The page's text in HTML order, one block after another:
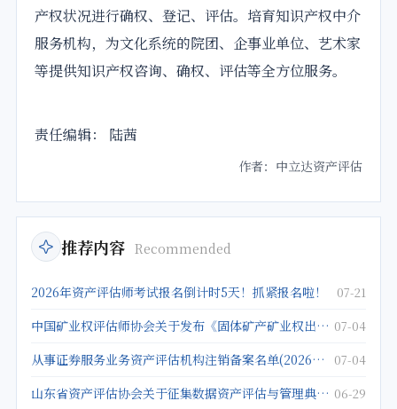
产权状况进行确权、登记、评估。培育知识产权中介
服务机构，为文化系统的院团、企事业单位、艺术家
等提供知识产权咨询、确权、评估等全方位服务。
责任编辑： 陆茜
作者：中立达资产评估
推荐内容 Recommended
2026年资产评估师考试报名倒计时5天！抓紧报名啦！ 07-21
中国矿业权评估师协会关于发布《固体矿产矿业权出让底价评估应用指南》的公告 07-04
从事证券服务业务资产评估机构注销备案名单(2026年5月25日) 07-04
山东省资产评估协会关于征集数据资产评估与管理典型案例的通知 06-29